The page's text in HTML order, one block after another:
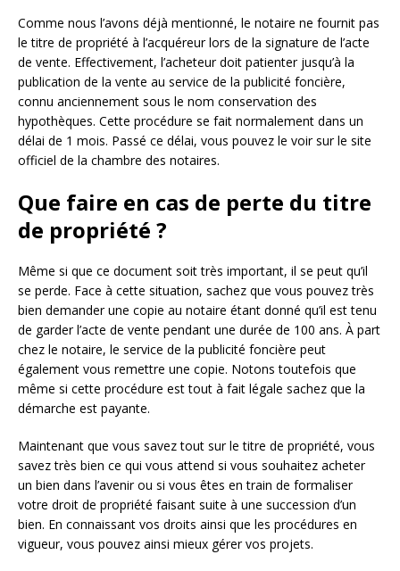
Comme nous l’avons déjà mentionné, le notaire ne fournit pas
le titre de propriété à l’acquéreur lors de la signature de l’acte
de vente. Effectivement, l’acheteur doit patienter jusqu’à la
publication de la vente au service de la publicité foncière,
connu anciennement sous le nom conservation des
hypothèques. Cette procédure se fait normalement dans un
délai de 1 mois. Passé ce délai, vous pouvez le voir sur le site
officiel de la chambre des notaires.
Que faire en cas de perte du titre
de propriété ?
Même si que ce document soit très important, il se peut qu’il
se perde. Face à cette situation, sachez que vous pouvez très
bien demander une copie au notaire étant donné qu’il est tenu
de garder l’acte de vente pendant une durée de 100 ans. À part
chez le notaire, le service de la publicité foncière peut
également vous remettre une copie. Notons toutefois que
même si cette procédure est tout à fait légale sachez que la
démarche est payante.
Maintenant que vous savez tout sur le titre de propriété, vous
savez très bien ce qui vous attend si vous souhaitez acheter
un bien dans l’avenir ou si vous êtes en train de formaliser
votre droit de propriété faisant suite à une succession d’un
bien. En connaissant vos droits ainsi que les procédures en
vigueur, vous pouvez ainsi mieux gérer vos projets.